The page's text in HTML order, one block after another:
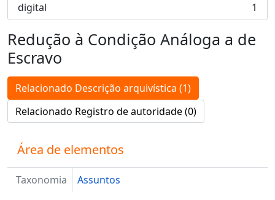
digital
, 1 resultados 1
Redução à Condição Análoga a de
Escravo
Relacionado Descrição arquivística (1)
Relacionado Registro de autoridade (0)
Área de elementos
Taxonomia Assuntos